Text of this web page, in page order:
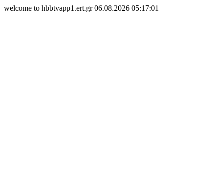
welcome to hbbtvapp1.ert.gr 06.08.2026 05:17:01